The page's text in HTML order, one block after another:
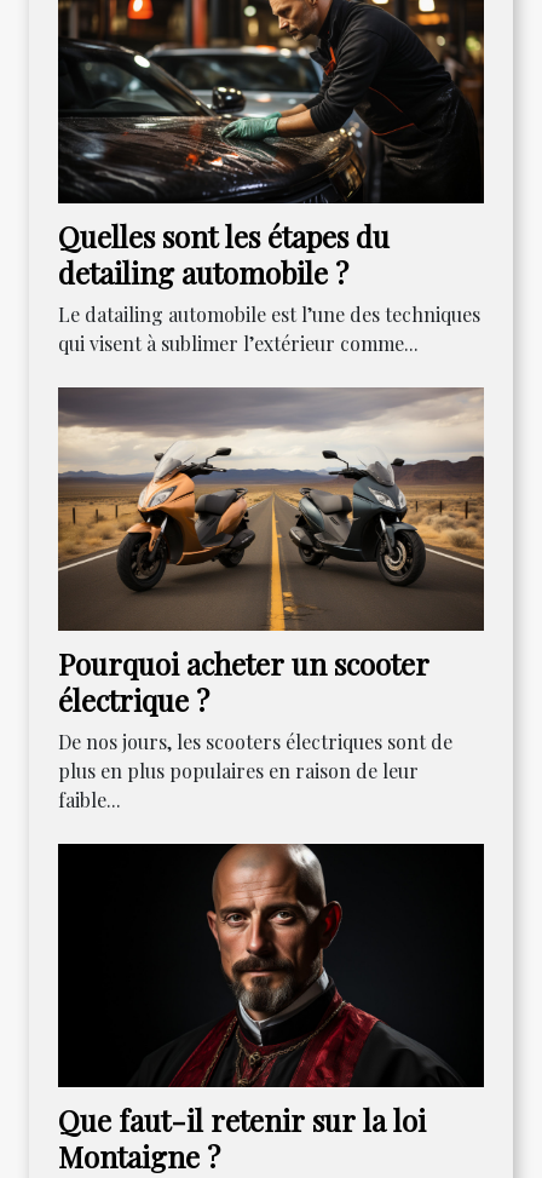
Quelles sont les étapes du
detailing automobile ?
Le datailing automobile est l’une des techniques
qui visent à sublimer l’extérieur comme...
Pourquoi acheter un scooter
électrique ?
De nos jours, les scooters électriques sont de
plus en plus populaires en raison de leur
faible...
Que faut-il retenir sur la loi
Montaigne ?